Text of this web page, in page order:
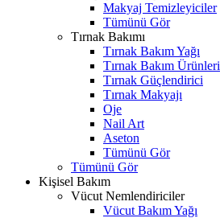
Makyaj Temizleyiciler
Tümünü Gör
Tırnak Bakımı
Tırnak Bakım Yağı
Tırnak Bakım Ürünleri
Tırnak Güçlendirici
Tırnak Makyajı
Oje
Nail Art
Aseton
Tümünü Gör
Tümünü Gör
Kişisel Bakım
Vücut Nemlendiriciler
Vücut Bakım Yağı